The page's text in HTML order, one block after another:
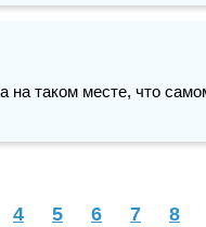
на таком месте, что
4 5 6 7 8